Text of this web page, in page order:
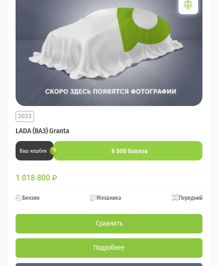
LADA (ВАЗ) Granta
2023
Ваш кешбек 8 000 баллов
1 018 800 ₽
Бензин Механика Передний
Сравнить
Подробнее